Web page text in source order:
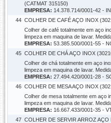
(CATMAT 315150)
EMPRESA: 14.378.714/0001-42 -
44 COLHER DE CAFÉ AÇO INOX
Colher de café totalmente em aço
limpeza em maquina de lavar.
EMPRESA: 53.385.500/0001-55 -
45 COLHER DE CHÁ AÇO INOX
Colher de chá totalmente em aço
limpeza em maquina de lavar.
EMPRESA: 27.494.420/0001-28 -
46 COLHER DE MESA AÇO INOX
Colher de mesa totalmente em aço
limpeza em maquina de lavar.
EMPRESA: 16.667.433/0001-35 -
47 COLHER DE SERVIR ARROZ